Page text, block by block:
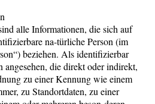
alle Informationen, die sich auf
na-türliche Person (im
beziehen. Als identifizierbar
angesehen, die direkt oder indirekt,
zu einer Kennung wie einem
zu Standortdaten, zu einer